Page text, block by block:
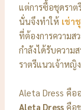
แต่การซื้อชุดราต
นั่นจึงทำให้ เช่า
ที่ต้องการความส
กำลังได้รับควา
ราตรีแนวเจ้าหญิ
Aleta Dress คือ
Aleta Dress คือ